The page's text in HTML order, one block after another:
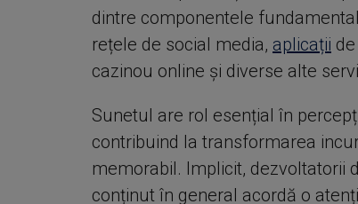
dintre componentele
rețele de social media, aplicații
cazinou online și diverse alte
Sunetul are rol esențial în
contribuind la transformarea
memorabil. Implicit, dezvoltatorii
conținut în general acordă o